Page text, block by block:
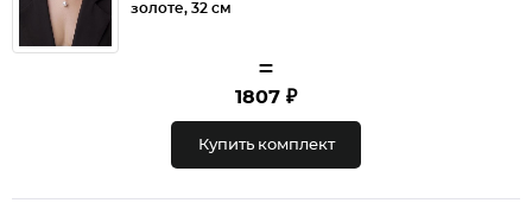
золоте, 32 см
=
1807 ₽
Купить комплект